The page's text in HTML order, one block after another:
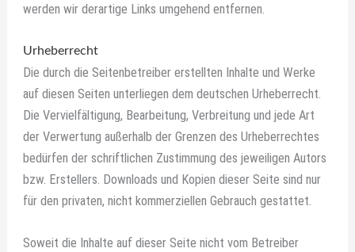
werden wir derartige Links umgehend entfernen.
Urheberrecht
Die durch die Seitenbetreiber erstellten Inhalte und Werke
auf diesen Seiten unterliegen dem deutschen Urheberrecht.
Die Vervielfältigung, Bearbeitung, Verbreitung und jede Art
der Verwertung außerhalb der Grenzen des Urheberrechtes
bedürfen der schriftlichen Zustimmung des jeweiligen Autors
bzw. Erstellers. Downloads und Kopien dieser Seite sind nur
für den privaten, nicht kommerziellen Gebrauch gestattet.
Soweit die Inhalte auf dieser Seite nicht vom Betreiber